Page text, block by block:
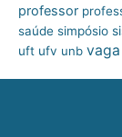
professor
saúde simpósio
uft ufv unb vaga